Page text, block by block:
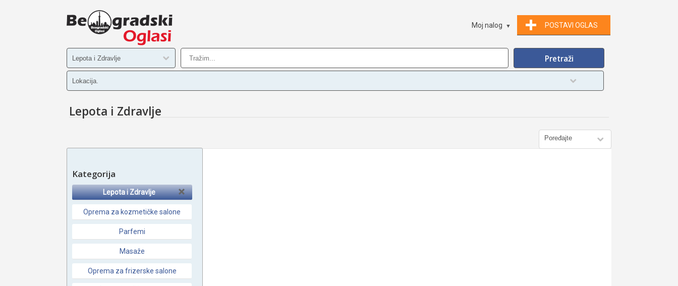
POSTAVI OGLAS
Moj nalog
Lepota i Zdravlje
Kategorija
Lepota i Zdravlje
Oprema za kozmetičke salone
Parfemi
Masaže
Oprema za frizerske salone